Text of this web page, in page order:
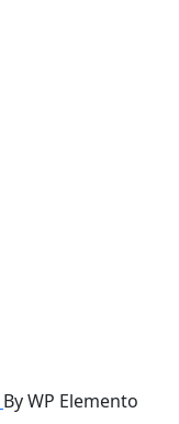
By WP Elemento